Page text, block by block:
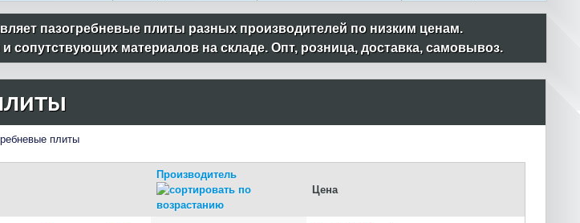
пазогребневые плиты разных производителей по низким ценам.
сопутствующих материалов на складе. Опт, розница, доставка, самовывоз.
плиты
Производитель
Цена